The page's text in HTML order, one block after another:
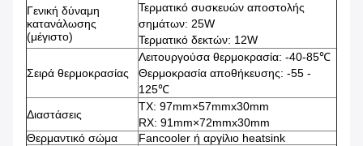
Γενική δύναμη
κατανάλωσης
(μέγιστο)
Τερματικό συσκευών αποστολής
σημάτων: 25W
Τερματικό δεκτών: 12W
Σειρά θερμοκρασίας
Λειτουργούσα θερμοκρασία: -40-85℃
Θερμοκρασία αποθήκευσης: -55 -
125℃
Διαστάσεις
TX: 97mm×57mmx30mm
RX: 91mm×72mmx30mm
Θερμαντικό σώμα
Fancooler ή αργίλιο heatsink